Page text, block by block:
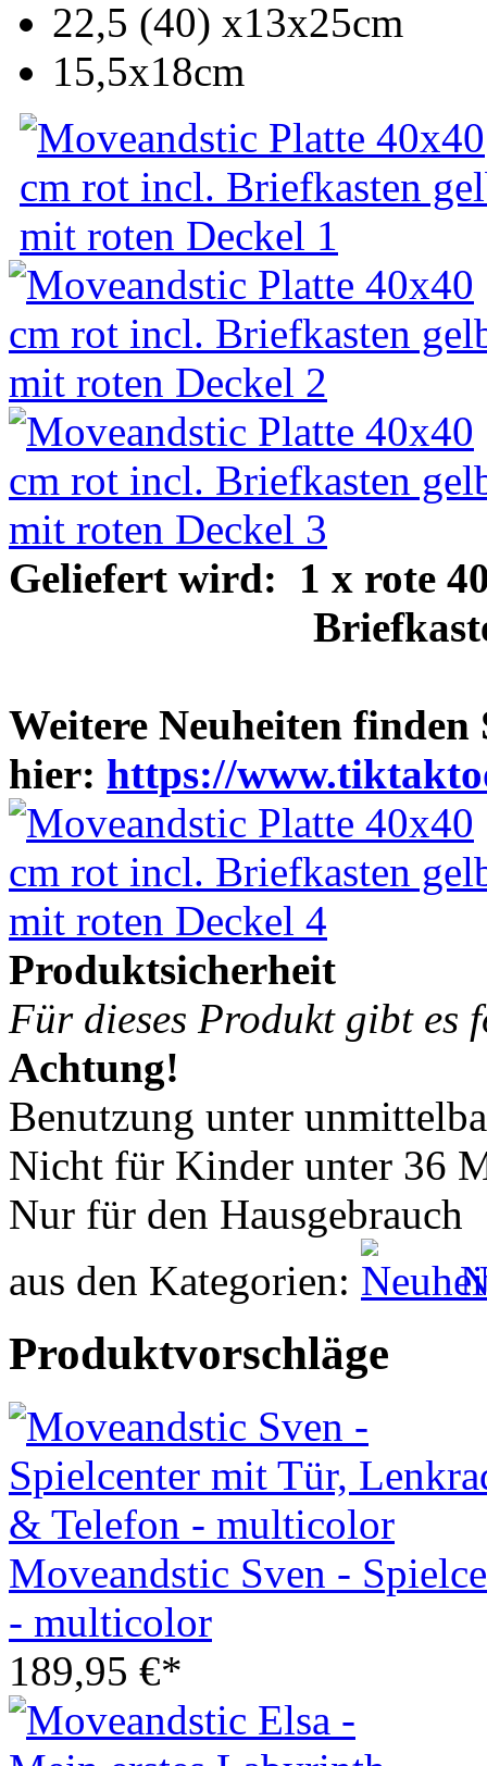
22,5 (40) x13x25cm
15,5x18cm
Geliefert wird: 1 x rote
Briefkasten gelb
Weitere Neuheiten finden
hier: https://
Produktsicherheit
Für dieses Produkt gibt es
Achtung!
Benutzung unter
Nicht für Kinder unter 36
Nur für den Hausgebrauch
aus den Kategorien:
Produktvorschläge
Moveandstic Sven -
- multicolor
189,95 €*